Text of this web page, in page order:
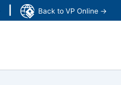
Back to VP Online →